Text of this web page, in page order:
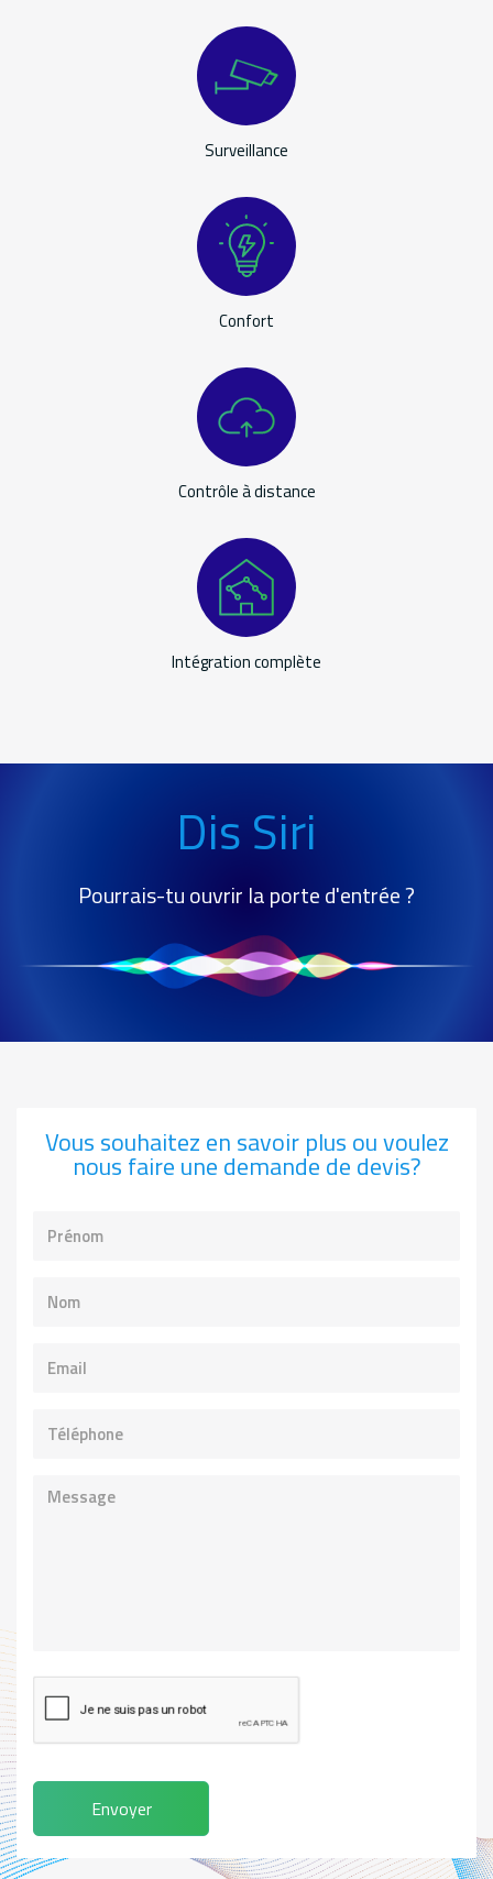
Surveillance
Confort
Contrôle à distance
Intégration complète
Dis Siri
Pourrais-tu ouvrir la porte d'entrée ?
Vous souhaitez en savoir plus ou voulez
nous faire une demande de devis?
Envoyer